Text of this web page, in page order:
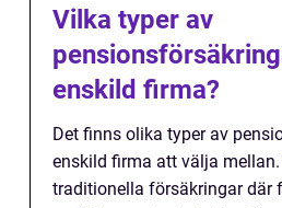
Vilka typer av
enskild firma?
Det finns olika typer av
enskild firma att välja
traditionella försäkringar där